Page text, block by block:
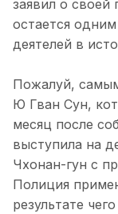
заявил о
остается
деятелей в
Пожалуй,
Ю Гван Сун,
месяц после
выступила на
Чхонан-гун с
Полиция
результате